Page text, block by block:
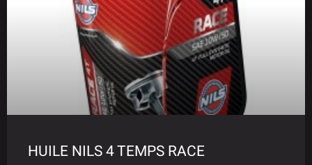
HUILE NILS 4 TEMPS RACE